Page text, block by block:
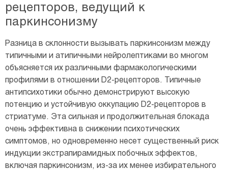
рецепторов, ведущий к
паркинсонизму
Разница в склонности вызывать паркинсонизм между
типичными и атипичными нейролептиками во многом
объясняется их различными фармакологическими
профилями в отношении D2-рецепторов. Типичные
антипсихотики обычно демонстрируют высокую
потенцию и устойчивую оккупацию D2-рецепторов в
стриатуме. Эта сильная и продолжительная блокада
очень эффективна в снижении психотических
симптомов, но одновременно несет существенный риск
индукции экстрапирамидных побочных эффектов,
включая паркинсонизм, из-за их менее избирательного